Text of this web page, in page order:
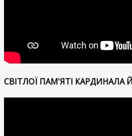
СВІТЛОЇ ПАМ'ЯТІ КАРДИНАЛА